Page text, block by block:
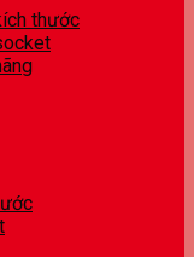
thước